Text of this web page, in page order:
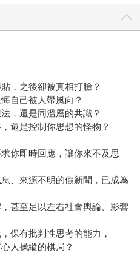
，之後卻被真相打臉？
自己被人帶風向？
，還是同溫層的共識？
還是控制你思想的怪物？
你即時回應，讓你來不及思
、來源不明的假新聞，已成為
甚至足以左右社會輿論、影響
保有批判性思考的能力，
人操縱的棋局？